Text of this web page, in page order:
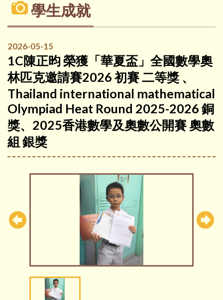
學生成就
2026-05-15
1C陳正昀 榮獲「華夏盃」全國數學奧
林匹克邀請賽2026 初賽 二等獎 、
Thailand international mathematical
Olympiad Heat Round 2025-2026 銅
獎、2025香港數學及奧數公開賽 奧數
組 銀獎